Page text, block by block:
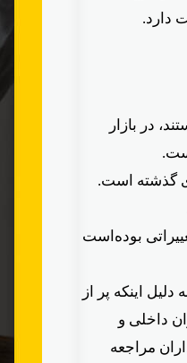
دارد.
در بازار
گذشته است.
بوده‌است
اینکه پر از
داخلی و
مراجعه